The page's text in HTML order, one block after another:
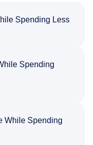
Spending Less
Spending
While Spending